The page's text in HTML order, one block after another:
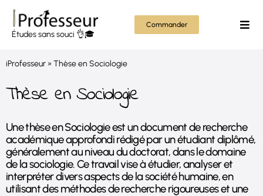
Passer
contenu
Études sans souci 👌🎓
Commander
iProfesseur» Thèse en Sociologie
Thèse en Sociologie
Une thèse en Sociologie est un document de recherche
académique approfondi rédigé par un étudiant diplômé,
généralement au niveau du doctorat, dans le domaine
de la sociologie. Ce travail vise à étudier, analyser et
interpréter divers aspects de la société humaine, en
utilisant des méthodes de recherche rigoureuses et une